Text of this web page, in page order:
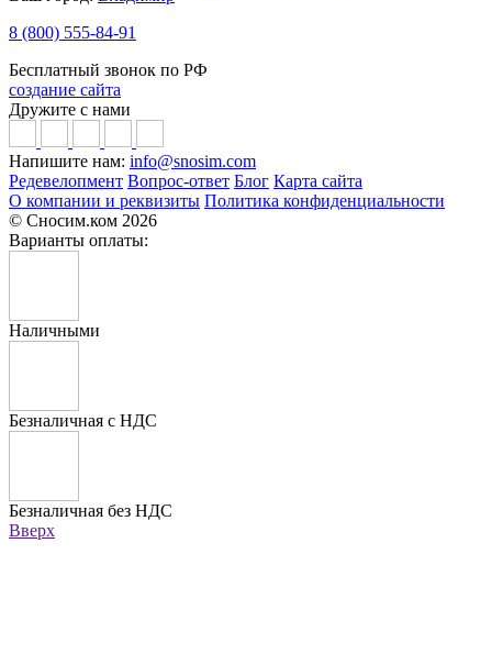
8 (800) 555-84-91
Бесплатный звонок по РФ
создание сайта
Дружите с нами
Напишите нам: info@snosim.com
Редевелопмент Вопрос-ответ Блог Карта сайта
О компании и реквизиты Политика конфиденциальности
© Сносим.ком 2026
Варианты оплаты:
Наличными
Безналичная с НДС
Безналичная без НДС
Вверх